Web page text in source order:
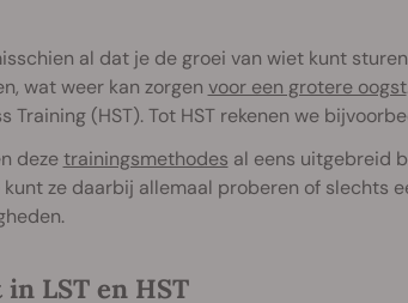
al dat je de groei van wiet kunt
wat weer kan zorgen voor een grotere oogst
Training (HST). Tot HST rekenen we
dezetrainingsmethodes al eens uitgebreid
kunt ze daarbij allemaal proberen of slechts
LST en HST